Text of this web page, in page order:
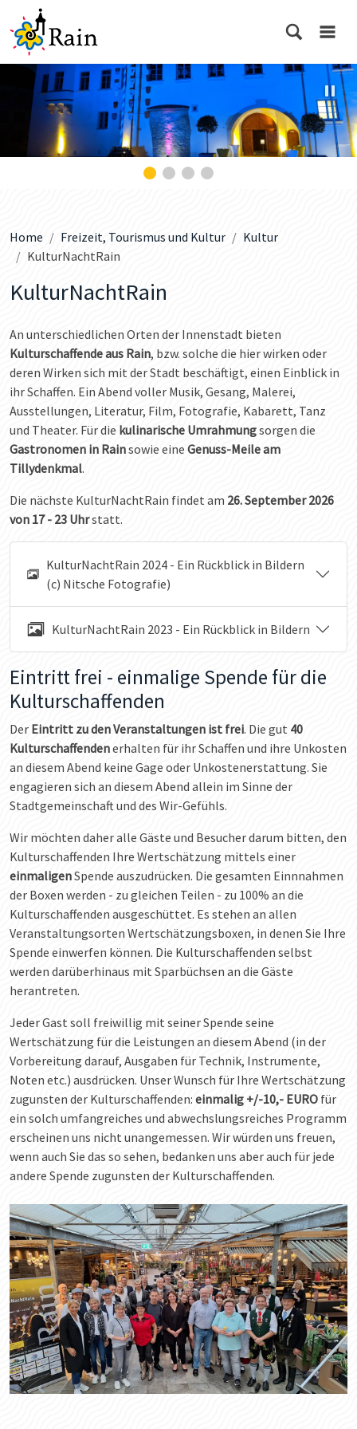
Home Freizeit, Tourismus und Kultur
Kultur
KulturNachtRain
KulturNachtRain
An unterschiedlichen Orten der Innenstadt bieten
Kulturschaffende aus Rain, bzw. solche die hier wirken oder
deren Wirken sich mit der Stadt beschäftigt, einen Einblick in
ihr Schaffen. Ein Abend voller Musik, Gesang, Malerei,
Ausstellungen, Literatur, Film, Fotografie, Kabarett, Tanz
und Theater. Für die kulinarische Umrahmungsorgen die
Gastronomen in Rainsowie eine Genuss-Meile am
Tillydenkmal.
Die nächste KulturNachtRain findet am 26. September 2026
von 17 - 23 Uhrstatt.
KulturNachtRain 2024 - Ein Rückblick in Bildern
(c) Nitsche Fotografie)
KulturNachtRain 2023 - Ein Rückblick in Bildern
Eintritt frei - einmalige Spende für die
Kulturschaffenden
Der Eintritt zu den Veranstaltungen ist frei. Die gut 40
Kulturschaffendenerhalten für ihr Schaffen und ihre Unkosten
an diesem Abend keine Gage oder Unkostenerstattung. Sie
engagieren sich an diesem Abend allein im Sinne der
Stadtgemeinschaft und des Wir-Gefühls.
Wir möchten daher alle Gäste und Besucher darum bitten, den
Kulturschaffenden Ihre Wertschätzung mittels einer
einmaligenSpende auszudrücken. Die gesamten Einnnahmen
der Boxen werden - zu gleichen Teilen - zu 100% an die
Kulturschaffenden ausgeschüttet. Es stehen an allen
Veranstaltungsorten Wertschätzungsboxen, in denen Sie Ihre
Spende einwerfen können. Die Kulturschaffenden selbst
werden darüberhinaus mit Sparbüchsen an die Gäste
herantreten.
Jeder Gast soll freiwillig mit seiner Spende seine
Wertschätzung für die Leistungen an diesem Abend (in der
Vorbereitung darauf, Ausgaben für Technik, Instrumente,
Noten etc.) ausdrücken. Unser Wunsch für Ihre Wertschätzung
zugunsten der Kulturschaffenden: einmalig +/-10,- EURO für
ein solch umfangreiches und abwechslungsreiches Programm
erscheinen uns nicht unangemessen. Wir würden uns freuen,
wenn auch Sie das so sehen, bedanken uns aber auch für jede
andere Spende zugunsten der Kulturschaffenden.